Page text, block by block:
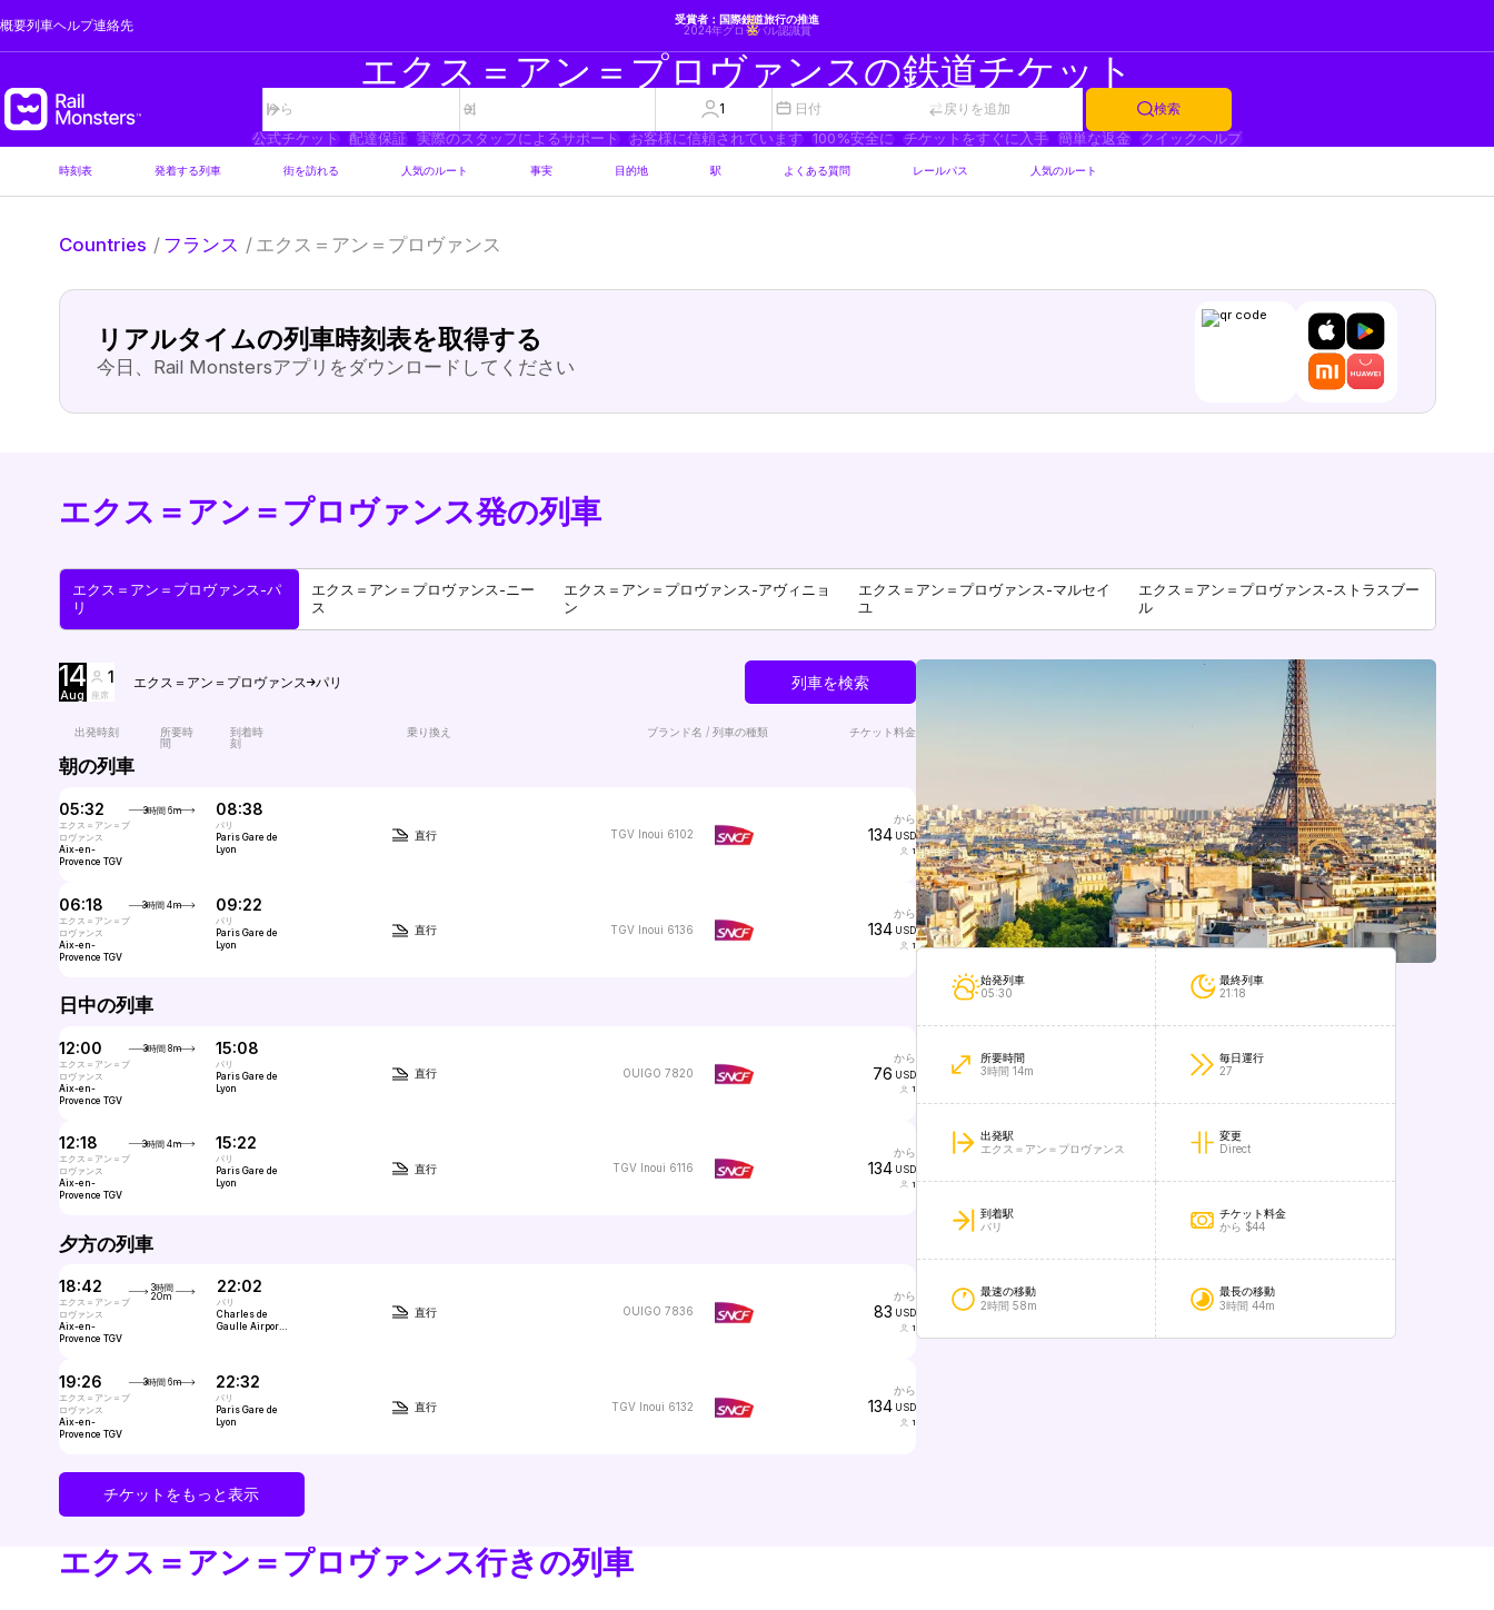
概要列車ヘルプ連絡先
受賞者：国際鉄道旅行の推進
2024年グローバル認識賞
エクス＝アン＝プロヴァンスの鉄道チケット
1 日付 戻りを追加
検索
公式チケット
配達保証 実際のスタッフによるサポート お客様に信頼されています 100%安全に チケットをすぐに入手 簡単な返金 クイックヘルプ
時刻表 発着する列車 街を訪れる 人気のルート 事実 目的地 駅 よくある質問 レールパス 人気のルート
Countries / フランス / エクス＝アン＝プロヴァンス
リアルタイムの列車時刻表を取得する
今日、Rail Monstersアプリをダウンロードしてください
エクス＝アン＝プロヴァンス発の列車
エクス＝アン＝プロヴァンス-パ
リ
エクス＝アン＝プロヴァンス-ニー
ス
エクス＝アン＝プロヴァンス-アヴィニョ
ン
エクス＝アン＝プロヴァンス-マルセイ
ユ
エクス＝アン＝プロヴァンス-ストラスブー
ル
14
Aug
1
座席
エクス＝アン＝プロヴァンス パリ 列車を検索
出発時刻
所要時
間
到着時
刻
乗り換え ブランド名 / 列車の種類 チケット料金
朝の列車
05:32
エクス＝アン＝プ
ロヴァンス
Aix-en-
Provence TGV
3時間 6m 08:38
パリ
Paris Gare de
Lyon
直行 TGV Inoui 6102
から
134USD
1
06:18
エクス＝アン＝プ
ロヴァンス
Aix-en-
Provence TGV
3時間 4m 09:22
パリ
Paris Gare de
Lyon
直行 TGV Inoui 6136
から
134USD
1
日中の列車
12:00
エクス＝アン＝プ
ロヴァンス
Aix-en-
Provence TGV
3時間 8m 15:08
パリ
Paris Gare de
Lyon
直行 OUIGO 7820
から
76 USD
1
12:18
エクス＝アン＝プ
ロヴァンス
Aix-en-
Provence TGV
3時間 4m 15:22
パリ
Paris Gare de
Lyon
直行 TGV Inoui 6116
から
134USD
1
夕方の列車
18:42
エクス＝アン＝プ
ロヴァンス
Aix-en-
Provence TGV
3時間
20m
22:02
パリ
Charles de
Gaulle Airport
直行 OUIGO 7836
から
83 USD
1
19:26
エクス＝アン＝プ
ロヴァンス
Aix-en-
Provence TGV
3時間 6m 22:32
パリ
Paris Gare de
Lyon
直行 TGV Inoui 6132
から
134USD
1
チケットをもっと表示
始発列車
05:30
最終列車
21:18
所要時間
3時間 14m
毎日運行
27
出発駅
エクス＝アン＝プロヴァンス
変更
Direct
到着駅
パリ
チケット料金
から $44
最速の移動
2時間 58m
最長の移動
3時間 44m
エクス＝アン＝プロヴァンス行きの列車